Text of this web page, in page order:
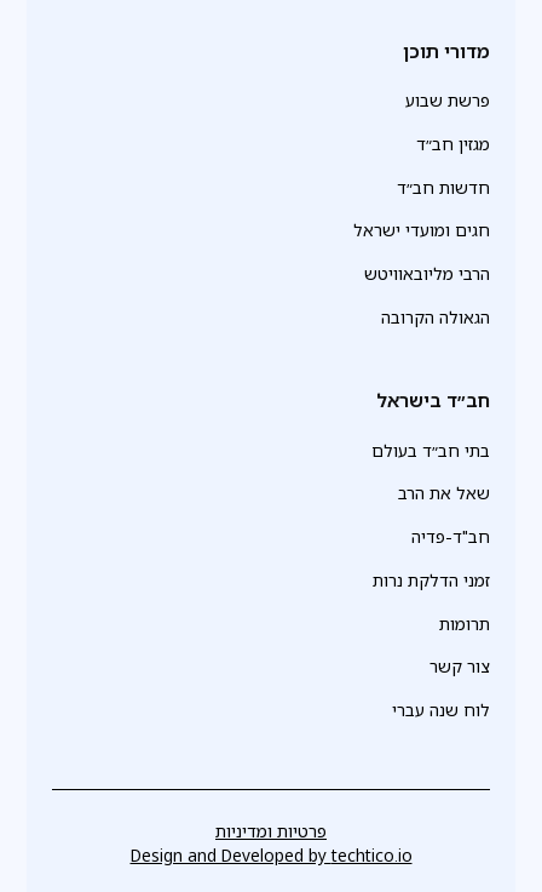
מדורי תוכן
פרשת שבוע
מגזין חב״ד
חדשות חב״ד
חגים ומועדי ישראל
הרבי מליובאוויטש
הגאולה הקרובה
חב״ד בישראל
בתי חב״ד בעולם
שאל את הרב
חב"ד-פדיה
זמני הדלקת נרות
תרומות
צור קשר
לוח שנה עברי
פרטיות ומדיניות
Design and Developed bytechtico.io